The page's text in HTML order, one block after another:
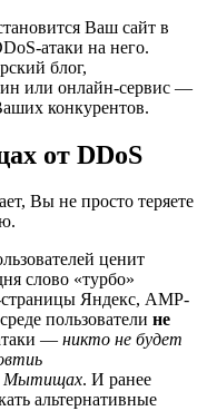
Ваш сайт в
атаки на него.
блог,
или онлайн-сервис —
конкурентов.
от DDoS
Вы не просто теряете
ценит
слово «турбо»
Яндекс, AMP-
пользователи не
— никто не будет
Мытищах. И ранее
альтернативные